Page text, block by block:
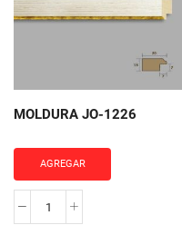
cantidad
MOLDURA JO-1226
AGREGAR
MOLDURA